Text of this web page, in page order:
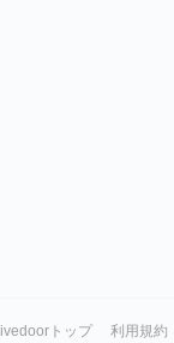
livedoorトップ 利用規約